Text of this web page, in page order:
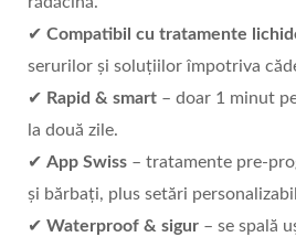
✔ Compatibil cu tratamente
serurilor și soluțiilor împotriva
✔ Rapid & smart – doar 1 minut
la două zile.
✔ App Swiss – tratamente pre-
și bărbați, plus setări
✔ Waterproof & sigur – se spală